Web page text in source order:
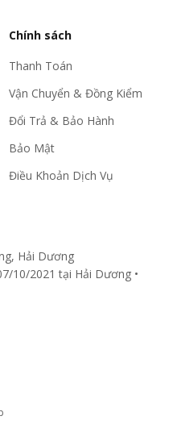
Chính sách
Thanh Toán
Vận Chuyển & Đồng Kiểm
Đổi Trả & Bảo Hành
Bảo Mật
Điều Khoản Dịch Vụ
Hải Dương
10/2021 tại Hải Dương •